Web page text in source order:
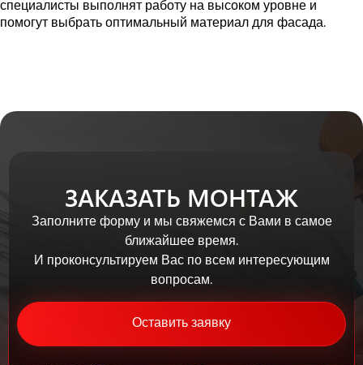
специалисты выполнят работу на высоком уровне и
помогут выбрать оптимальный материал для фасада.
ЗАКАЗАТЬ МОНТАЖ
Заполните форму и мы свяжемся с Вами в самое
ближайшее время.
И проконсультируем Вас по всем интересующим
вопросам.
Оставить заявку